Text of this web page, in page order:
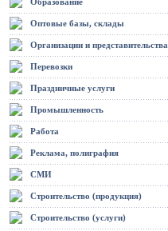
Оптовые базы, склады
Организации и представительства
Перевозки
Праздничные услуги
Промышленность
Работа
Реклама, полиграфия
СМИ
Строительство (продукция)
Строительство (услуги)